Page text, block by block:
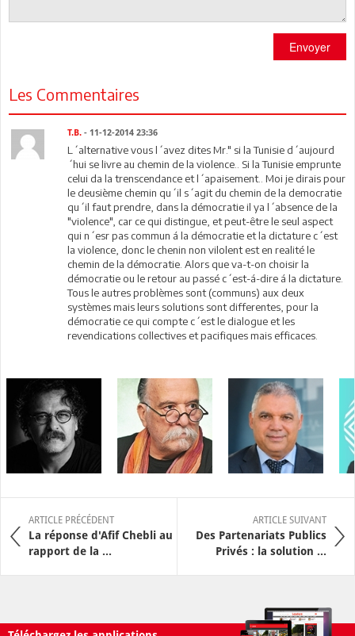
Envoyer
Les Commentaires
T.B. - 11-12-2014 23:36
L´alternative vous l´avez dites Mr." si la Tunisie d´aujourd
´hui se livre au chemin de la violence.. Si la Tunisie emprunte
celui da la trenscendance et l´apaisement.. Moi je dirais pour
le deusième chemin qu´il s´agit du chemin de la democratie
qu´il faut prendre, dans la démocratie il ya l´absence de la
"violence", car ce qui distingue, et peut-être le seul aspect
qui n´esr pas commun á la démocratie et la dictature c´est
la violence, donc le chenin non vilolent est en realité le
chemin de la démocratie. Alors que va-t-on choisir la
démocratie ou le retour au passé c´est-á-dire á la dictature.
Tous le autres problèmes sont (communs) aux deux
systèmes mais leurs solutions sont differentes, pour la
démocratie ce qui compte c´est le dialogue et les
revendications collectives et pacifiques mais efficaces.
ARTICLE PRÉCÉDENT
La réponse d'Afif Chebli au
rapport de la ...
ARTICLE SUIVANT
Des Partenariats Publics
Privés : la solution ...